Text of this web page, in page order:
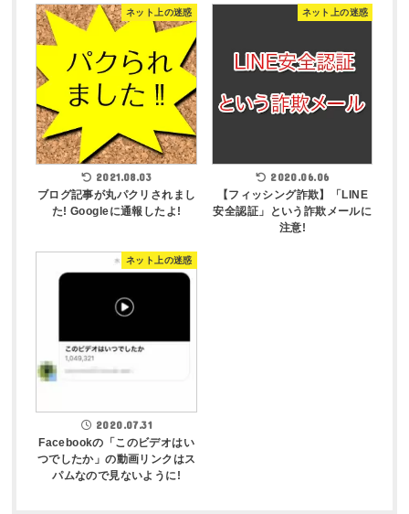
ネット上の迷惑
2021.08.03
ブログ記事が丸パクリされまし
た! Googleに通報したよ!
ネット上の迷惑
2020.06.06
【フィッシング詐欺】「LINE
安全認証」という詐欺メールに
注意!
ネット上の迷惑
2020.07.31
Facebookの「このビデオはい
つでしたか」の動画リンクはス
パムなので見ないように!